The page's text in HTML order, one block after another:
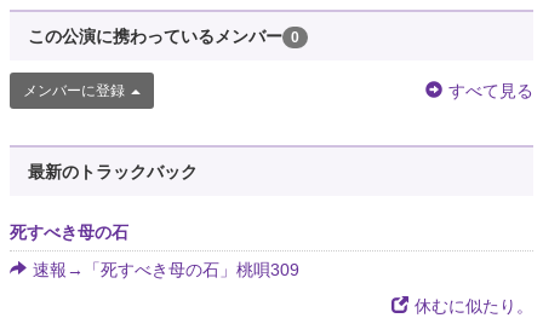
この公演に携わっているメンバー 0
メンバーに登録 すべて見る
最新のトラックバック
死すべき母の石
速報→「死すべき母の石」桃唄309
休むに似たり。